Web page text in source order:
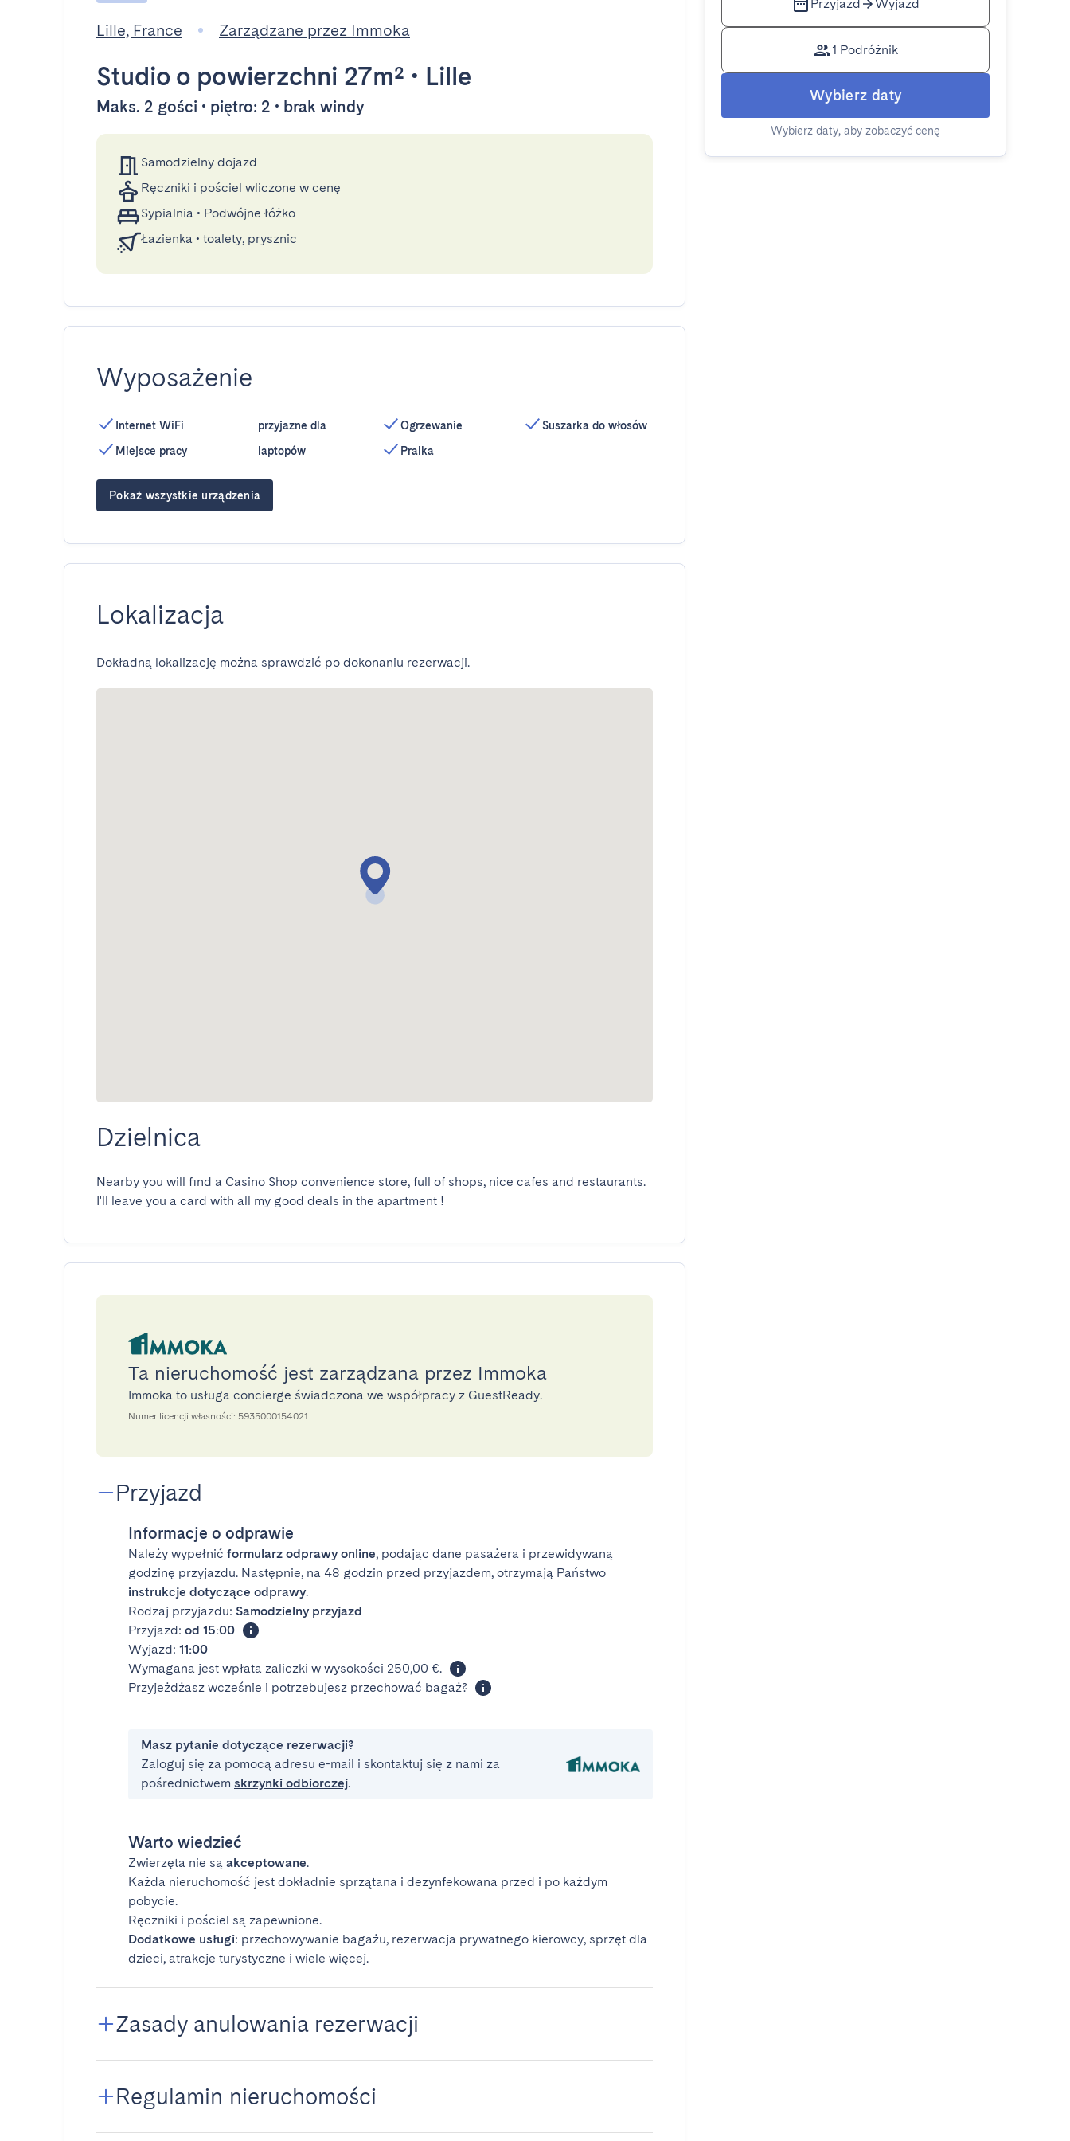
Lille, France Zarządzane przez Immoka
Studio o powierzchni 27m² • Lille
Maks. 2 gości • piętro: 2 • brak windy
Samodzielny dojazd
Ręczniki i pościel wliczone w cenę
Sypialnia • Podwójne łóżko
Łazienka • toalety, prysznic
Wyposażenie
Internet WiFi
Miejsce pracy
przyjazne dla
laptopów
Ogrzewanie
Pralka
Suszarka do włosów
Pokaż wszystkie urządzenia
Lokalizacja
Dokładną lokalizację można sprawdzić po dokonaniu rezerwacji.
Dzielnica
Nearby you will find a Casino Shop convenience store, full of shops, nice cafes and restaurants.
I'll leave you a card with all my good deals in the apartment !
Ta nieruchomość jest zarządzana przez Immoka
Immoka to usługa concierge świadczona we współpracy z GuestReady.
Numer licencji własności: 5935000154021
Przyjazd
Informacje o odprawie
Należy wypełnić formularz odprawy online, podając dane pasażera i przewidywaną
godzinę przyjazdu. Następnie, na 48 godzin przed przyjazdem, otrzymają Państwo
instrukcje dotyczące odprawy.
Rodzaj przyjazdu: Samodzielny przyjazd
Przyjazd: od 15:00
Wyjazd: 11:00
Wymagana jest wpłata zaliczki w wysokości 250,00 €.
Przyjeżdżasz wcześnie i potrzebujesz przechować bagaż?
Masz pytanie dotyczące rezerwacji?
Zaloguj się za pomocą adresu e-mail i skontaktuj się z nami za
pośrednictwem skrzynki odbiorczej.
Warto wiedzieć
Zwierzęta nie są akceptowane.
Każda nieruchomość jest dokładnie sprzątana i dezynfekowana przed i po każdym
pobycie.
Ręczniki i pościel są zapewnione.
Dodatkowe usługi: przechowywanie bagażu, rezerwacja prywatnego kierowcy, sprzęt dla
dzieci, atrakcje turystyczne i wiele więcej.
Zasady anulowania rezerwacji
Regulamin nieruchomości
Przyjazd Wyjazd
1 Podróżnik
Wybierz daty
Wybierz daty, aby zobaczyć cenę